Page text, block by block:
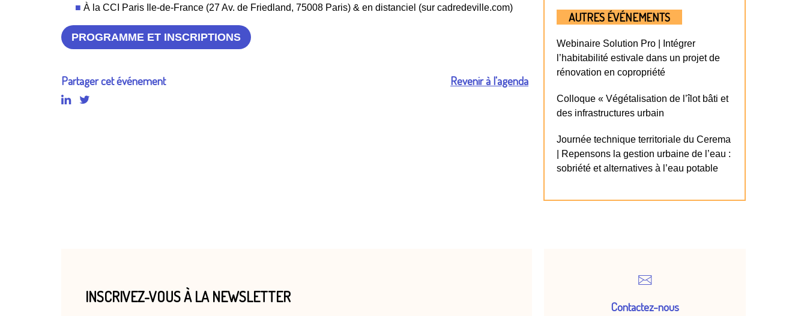
À la CCI Paris Ile-de-France (27 Av. de Friedland, 75008 Paris) & en distanciel (sur cadredeville.com)
PROGRAMME ET INSCRIPTIONS
Partager cet événement Revenir à l'agenda
AUTRES ÉVÉNEMENTS
Webinaire Solution Pro | Intégrer
l’habitabilité estivale dans un projet de
rénovation en copropriété
Colloque « Végétalisation de l’îlot bâti et
des infrastructures urbain
Journée technique territoriale du Cerema
| Repensons la gestion urbaine de l’eau :
sobriété et alternatives à l’eau potable
INSCRIVEZ-VOUS À LA NEWSLETTER
Contactez-nous